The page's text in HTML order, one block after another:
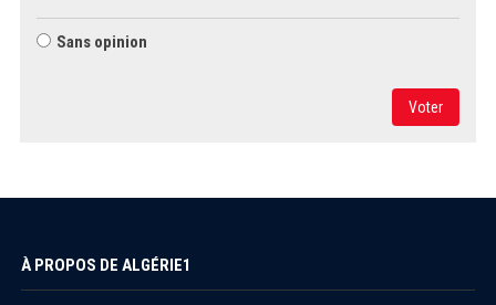
Sans opinion
Voter
À PROPOS DE ALGÉRIE1